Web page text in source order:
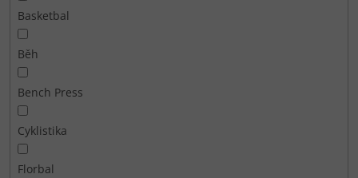
Basketbal
Běh
Bench Press
Cyklistika
Florbal